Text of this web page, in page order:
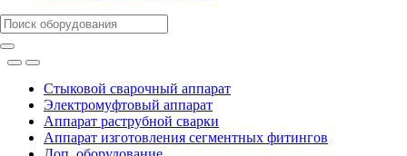
Search
for:
Стыковой сварочный аппарат
Электромуфтовый аппарат
Аппарат раструбной сварки
Аппарат изготовления сегментных фитингов